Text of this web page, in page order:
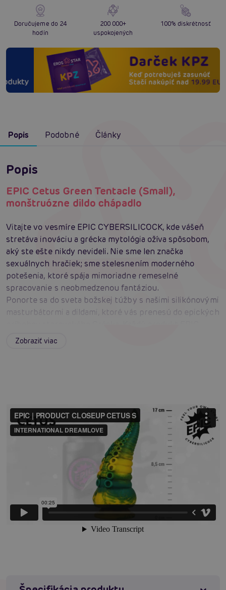
Doručujeme do 24
hodín
200 000+
uspokojených
100% diskrétnosť
Popis Podobné Články
Popis
EPIC Cetus Green Tentacle (Small),
monštruózne dildo chápadlo
Vitajte vo vesmíre EPIC CYBERSILICOCK, kde vášeň
stretáva inováciu a grécka mytológia ožíva spôsobom,
aký ste ešte nikdy nevideli. Nie sme len značka
sexuálnych hračiek; sme stelesnením moderného
potešenia, ktoré spája mimoriadne remeselné
spracovanie s neobmedzenou fantáziou.
Ponorte sa do sveta božskej túžby s našimi silikónovými
masturbátormi a dildami, ktoré vás prenesú do epických
CYBERSILICOCK je starostlivo navrhnutý tak, aby
podivných a šokujúcich formách. Naše designy vyzývajú
konvencie tradičného potešenia a pozývajú vás na
preskúmanie nových obzorov extázy.
Ale inovácia tým nekončí. Niektoré naše produkty majú
pokročilé funkcie, ako je diaľkové ovládanie, ktoré vám
umožnia prispôsobiť si vaše potešenie s
jednoduchosťou jedného dotyku. Predstavte si, že
môžete ovládať intenzitu a rytmus vašich pocitov
stlačením tlačidla, a vzdať sa potešenia s zručnosťou
boha.
A samozrejme, estetika je pre nás rovnako dôležitá.
Zobraziť viac